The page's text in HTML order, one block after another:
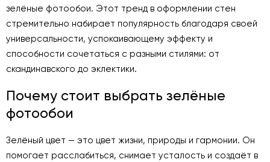
зелёные фотообои. Этот тренд в оформлении стен
стремительно набирает популярность благодаря своей
универсальности, успокаивающему эффекту и
способности сочетаться с разными стилями: от
скандинавского до эклектики.
Почему стоит выбрать зелёные
фотообои
Зелёный цвет — это цвет жизни, природы и гармонии. Он
помогает расслабиться, снимает усталость и создаёт в